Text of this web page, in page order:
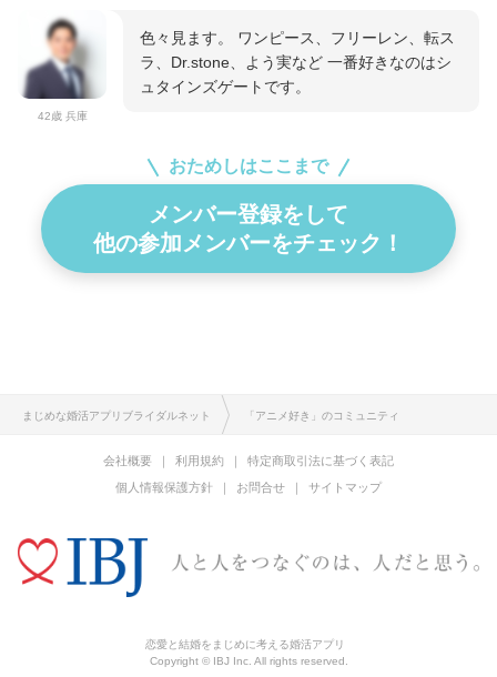
42歳 兵庫
色々見ます。 ワンピース、フリーレン、転ス
ラ、Dr.stone、よう実など 一番好きなのはシ
ュタインズゲートです。
おためしはここまで
メンバー登録をして
他の参加メンバーをチェック！
まじめな婚活アプリブライダルネット 「アニメ好き」のコミュニティ
会社概要 利用規約
特定商取引法に基づく表記
個人情報保護方針
お問合せ サイトマップ
恋愛と結婚をまじめに考える婚活アプリ
Copyright © IBJ Inc. All rights reserved.